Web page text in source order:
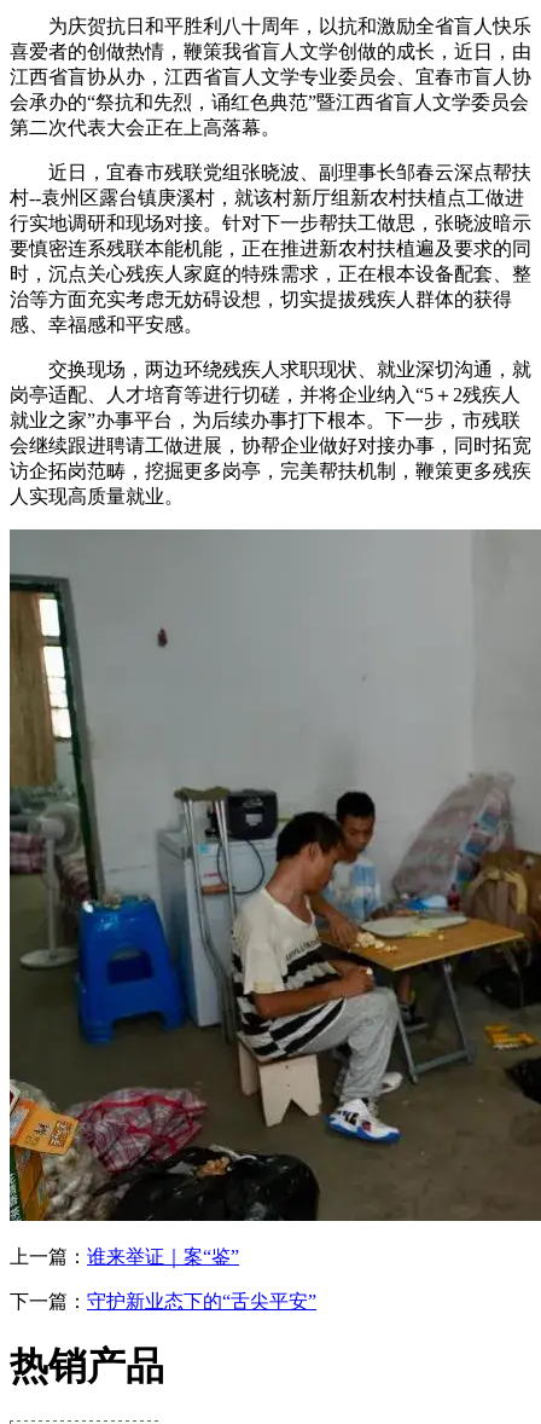
为庆贺抗日和平胜利八十周年，以抗和激励全省盲人快乐
喜爱者的创做热情，鞭策我省盲人文学创做的成长，近日，由
江西省盲协从办，江西省盲人文学专业委员会、宜春市盲人协
会承办的“祭抗和先烈，诵红色典范”暨江西省盲人文学委员会
第二次代表大会正在上高落幕。
近日，宜春市残联党组张晓波、副理事长邹春云深点帮扶
村--袁州区露台镇庚溪村，就该村新厅组新农村扶植点工做进
行实地调研和现场对接。针对下一步帮扶工做思，张晓波暗示
要慎密连系残联本能机能，正在推进新农村扶植遍及要求的同
时，沉点关心残疾人家庭的特殊需求，正在根本设备配套、整
治等方面充实考虑无妨碍设想，切实提拔残疾人群体的获得
感、幸福感和平安感。
交换现场，两边环绕残疾人求职现状、就业深切沟通，就
岗亭适配、人才培育等进行切磋，并将企业纳入“5＋2残疾人
就业之家”办事平台，为后续办事打下根本。下一步，市残联
会继续跟进聘请工做进展，协帮企业做好对接办事，同时拓宽
访企拓岗范畴，挖掘更多岗亭，完美帮扶机制，鞭策更多残疾
人实现高质量就业。
上一篇： 谁来举证｜案“鉴”
下一篇： 守护新业态下的“舌尖平安”
热销产品